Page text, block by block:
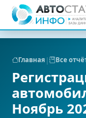
Главная | Все
Ноябрь